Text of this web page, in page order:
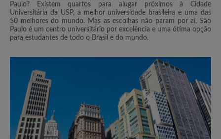
Paulo? Existem quartos para alugar próximos à Cidade
Universitária da USP, a melhor universidade brasileira e uma das
50 melhores do mundo. Mas as escolhas não param por aí, São
Paulo é um centro universitário por excelência e uma ótima opção
para estudantes de todo o Brasil e do mundo.